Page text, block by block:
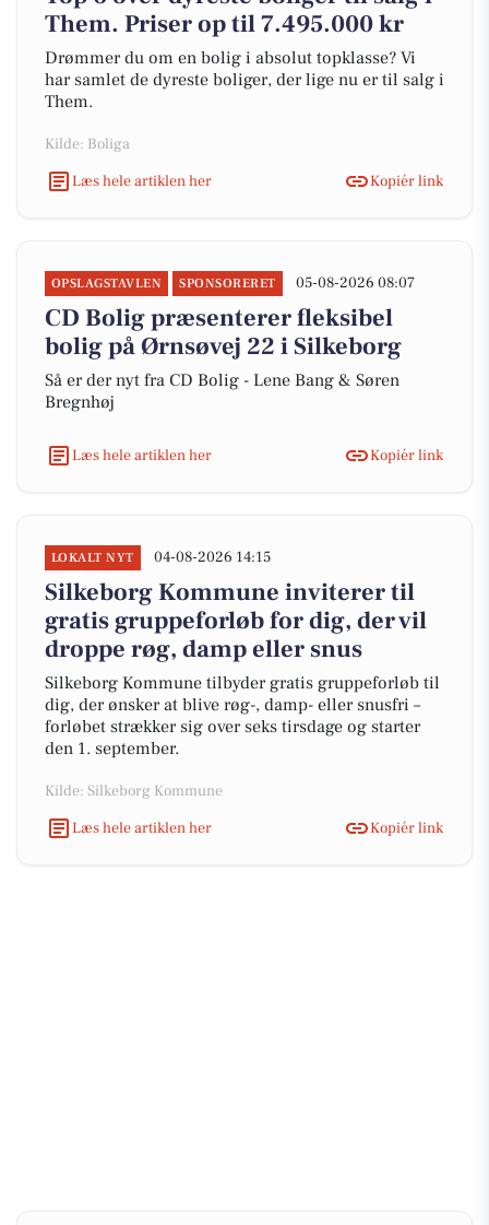
Them. Priser op til 7.495.000 kr
Drømmer du om en bolig i absolut topklasse? Vi
har samlet de dyreste boliger, der lige nu er til salg i
Them.
Kilde: Boliga
Læs hele artiklen her
Kopiér link
OPSLAGSTAVLEN SPONSORERET 05-08-2026 08:07
CD Bolig præsenterer fleksibel
bolig på Ørnsøvej 22 i Silkeborg
Så er der nyt fra CD Bolig - Lene Bang & Søren
Bregnhøj
Læs hele artiklen her Kopiér link
LOKALT NYT 04-08-2026 14:15
Silkeborg Kommune inviterer til
gratis gruppeforløb for dig, der vil
droppe røg, damp eller snus
Silkeborg Kommune tilbyder gratis gruppeforløb til
dig, der ønsker at blive røg-, damp- eller snusfri –
forløbet strækker sig over seks tirsdage og starter
den 1. september.
Kilde: Silkeborg Kommune
Læs hele artiklen her
Kopiér link